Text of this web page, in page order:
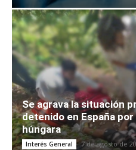
Se agrava la situación
detenido en España
húngara
Interés General 7 de agosto de